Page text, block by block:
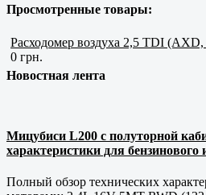
Просмотренные товары:
Расходомер воздуха 2,5 TDI
0 грн.
Новостная лента
Мицубиси L200 с полуторной
характеристики для бензинового
Полный обзор технических